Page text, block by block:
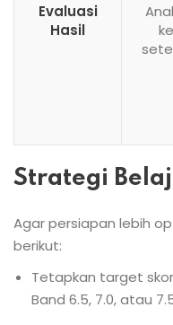
Evaluasi
Hasil
Strategi
Agar persiapan lebih
berikut:
Tetapkan target
Band 6.5, 7.0, atau